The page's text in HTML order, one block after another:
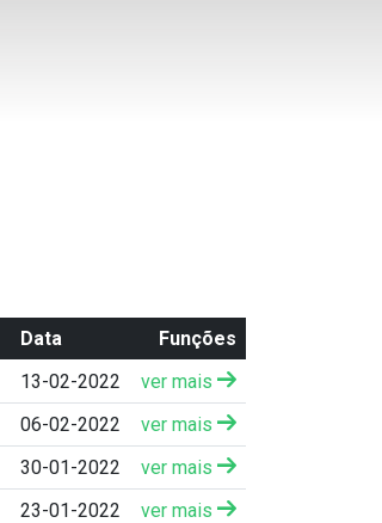
Data
Funções
13-02-2022
ver mais
06-02-2022
ver mais
30-01-2022
ver mais
23-01-2022
ver mais